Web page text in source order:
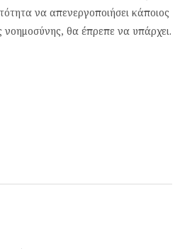
να απενεργοποιήσει κάποιος
νοημοσύνης, θα έπρεπε να υπάρχει.